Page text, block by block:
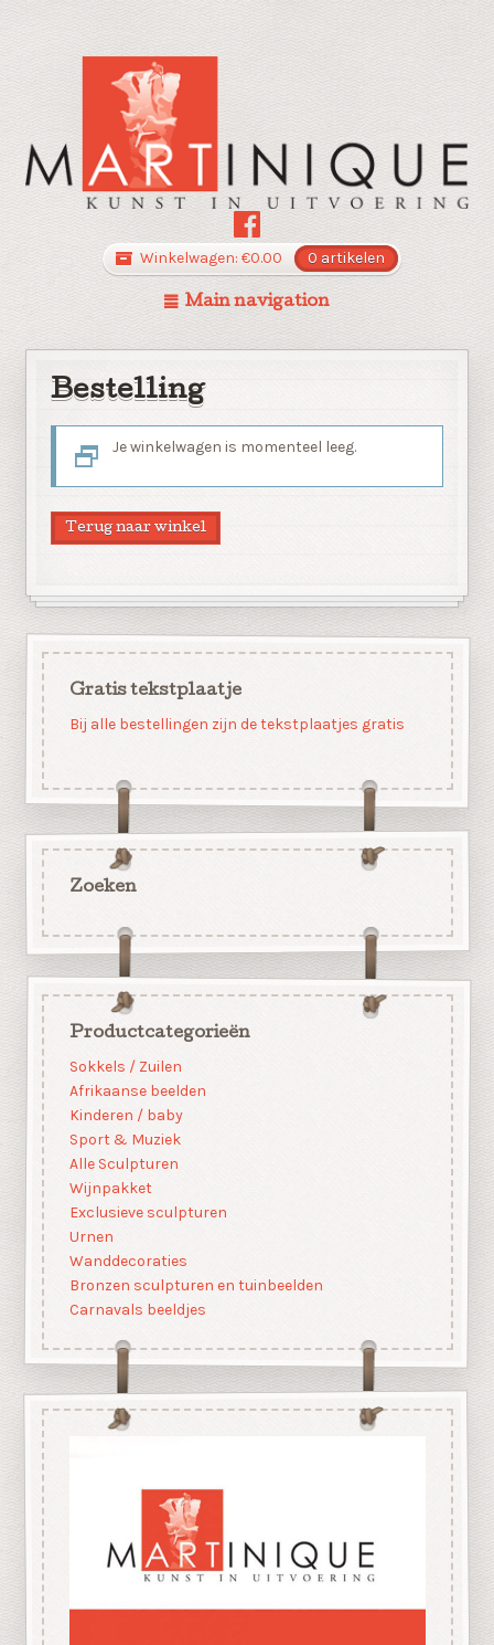
Winkelwagen: €0.00 0 artikelen
Main navigation
Bestelling
Je winkelwagen is momenteel leeg.
Terug naar winkel
Gratis tekstplaatje
Bij alle bestellingen zijn de tekstplaatjes gratis
Zoeken
Productcategorieën
Sokkels / Zuilen
Afrikaanse beelden
Kinderen / baby
Sport & Muziek
Alle Sculpturen
Wijnpakket
Exclusieve sculpturen
Urnen
Wanddecoraties
Bronzen sculpturen en tuinbeelden
Carnavals beeldjes